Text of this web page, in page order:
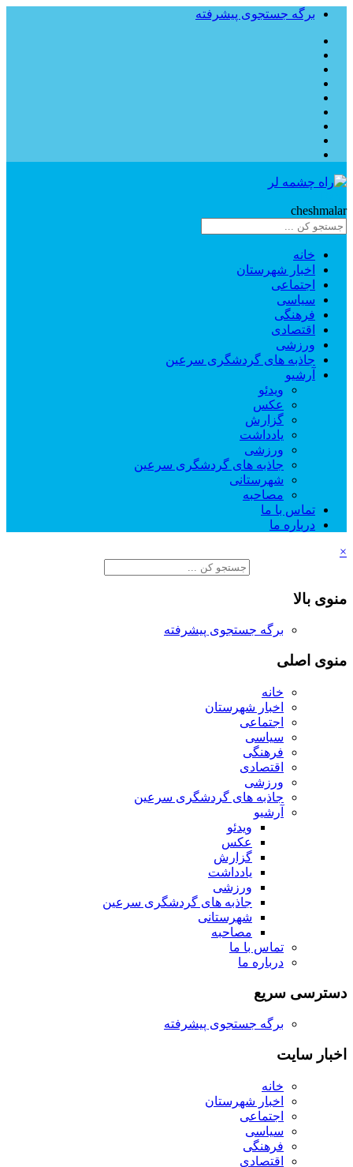
برگه جستجوی پیشرفته
cheshmalar
خانه
اخبار شهرستان
اجتماعی
سیاسی
فرهنگی
اقتصادی
ورزشی
جاذبه های گردشگری سرعین
آرشیو
ویدئو
عکس
گزارش
یادداشت
ورزشی
جاذبه های گردشگری سرعین
شهرستانی
مصاحبه
تماس با ما
درباره ما
×
منوی بالا
برگه جستجوی پیشرفته
منوی اصلی
خانه
اخبار شهرستان
اجتماعی
سیاسی
فرهنگی
اقتصادی
ورزشی
جاذبه های گردشگری سرعین
آرشیو
ویدئو
عکس
گزارش
یادداشت
ورزشی
جاذبه های گردشگری سرعین
شهرستانی
مصاحبه
تماس با ما
درباره ما
دسترسی سریع
برگه جستجوی پیشرفته
اخبار سایت
خانه
اخبار شهرستان
اجتماعی
سیاسی
فرهنگی
اقتصادی